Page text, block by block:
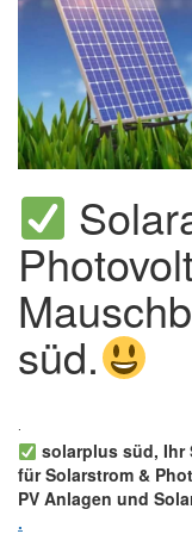
süd.
solarplus süd, Ihr
für Solarstrom &
PV Anlagen und
.